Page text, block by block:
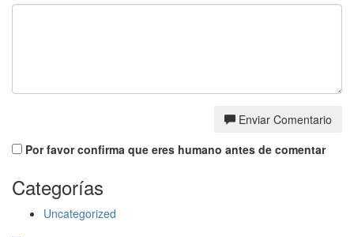
Enviar Comentario
Por favor confirma que eres humano antes de comentar
Categorías
Uncategorized